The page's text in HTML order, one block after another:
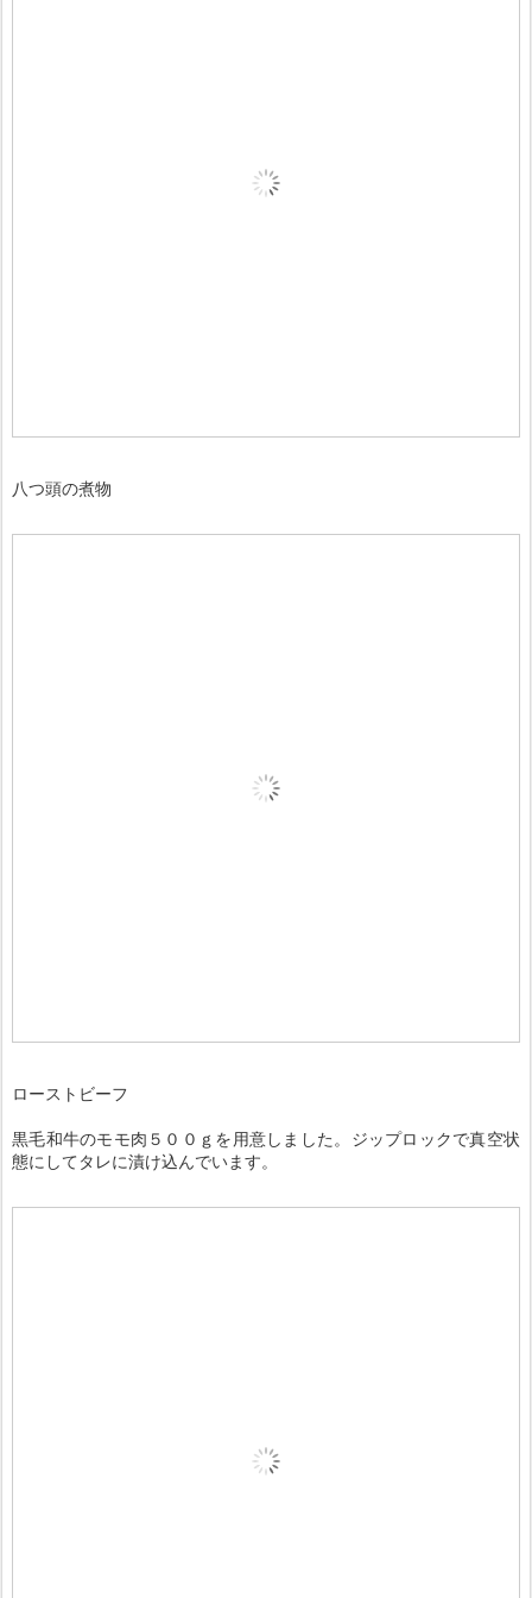
八つ頭の煮物
ローストビーフ
黒毛和牛のモモ肉５００ｇを用意しました。ジップロックで真空状
態にしてタレに漬け込んでいます。